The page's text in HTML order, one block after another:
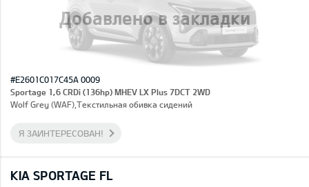
Добавлено в закладки
#E2601C017C45A 0009
Sportage 1,6 CRDi (136hp) MHEV LX Plus 7DCT 2WD
Wolf Grey (WAF),Текстильная обивка сидений
Я ЗАИНТЕРЕСОВАН!
KIA SPORTAGE FL